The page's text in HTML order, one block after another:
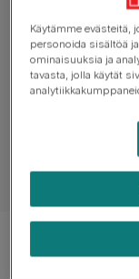
Kaikki
Näytä
Tulokset 2 of 2
Käytämme
personoida sisältöä
ominaisuuksia ja
tavasta, jolla käytät